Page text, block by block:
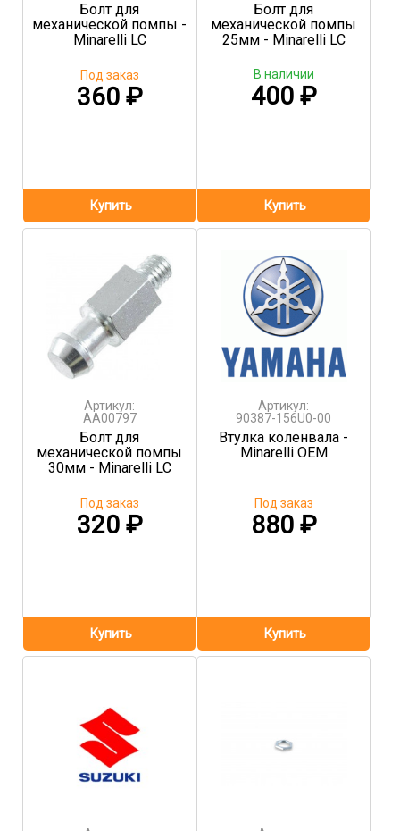
Болт для
механической помпы -
Minarelli LC
360 ₽
Под заказ
Болт для
механической помпы
25мм - Minarelli LC
400 ₽
В наличии
Артикул:
AA00797
Болт для
механической помпы
30мм - Minarelli LC
320 ₽
Под заказ
Артикул:
90387-156U0-00
Втулка коленвала -
Minarelli OEM
880 ₽
Под заказ